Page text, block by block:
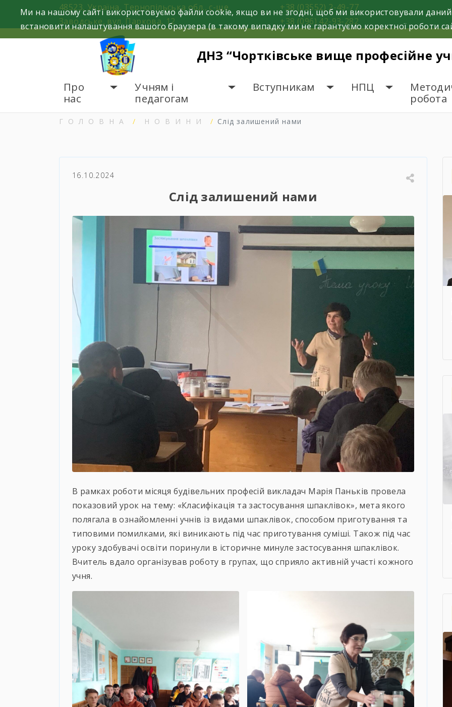
48523, Україна, Тернопільська обл., с-ще.
Заводське, вул. Паркова, 12
+38 (03552) 2-49-77
+38 (096) 42-93-282
ДНЗ “Чортківське вище професійне
Про
нас
Учням і
педагогам
Вступникам НПЦ
робота
ГОЛОВНА НОВИНИ Слід залишений нами
16.10.2024
Слід залишений нами
В рамках роботи місяця будівельних професій викладач Марія Паньків провела
показовий урок на тему: «Класифікація та застосування шпаклівок», мета якого
полягала в ознайомленні учнів із видами шпаклівок, способом приготування та
типовими помилками, які виникають під час приготування суміші. Також під час
уроку здобувачі освіти поринули в історичне минуле застосування шпаклівок.
Вчитель вдало організував роботу в групах, що сприяло активній участі кожного
учня.
Ми на нашому сайті використовуємо файли cookie, якщо ви не згодні, щоб ми використовували
встановити налаштування вашого браузера (в такому випадку ми не гарантуємо коректної роботи